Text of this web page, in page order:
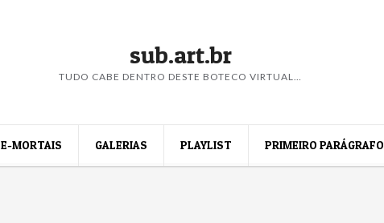
sub.art.br
TUDO CABE DENTRO DESTE BOTECO VIRTUAL…
E-MORTAIS GALERIAS PLAYLIST PRIMEIRO PARÁGRAFO